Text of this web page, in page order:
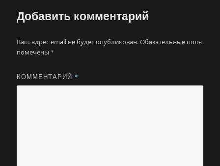
Добавить комментарий
Ваш адрес email не будет опубликован.Обязательные поля
помечены *
КОММЕНТАРИЙ *